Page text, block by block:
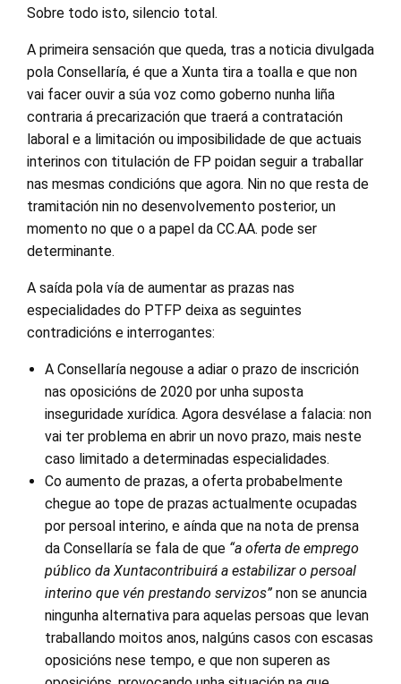
Sobre todo isto, silencio total.
A primeira sensación que queda, tras a noticia divulgada
pola Consellaría, é que a Xunta tira a toalla e que non
vai facer ouvir a súa voz como goberno nunha liña
contraria á precarización que traerá a contratación
laboral e a limitación ou imposibilidade de que actuais
interinos con titulación de FP poidan seguir a traballar
nas mesmas condicións que agora. Nin no que resta de
tramitación nin no desenvolvemento posterior, un
momento no que o a papel da CC.AA. pode ser
determinante.
A saída pola vía de aumentar as prazas nas
especialidades do PTFP deixa as seguintes
contradicións e interrogantes:
A Consellaría negouse a adiar o prazo de inscrición
nas oposicións de 2020 por unha suposta
inseguridade xurídica. Agora desvélase a falacia: non
vai ter problema en abrir un novo prazo, mais neste
caso limitado a determinadas especialidades.
Co aumento de prazas, a oferta probabelmente
chegue ao tope de prazas actualmente ocupadas
por persoal interino, e aínda que na nota de prensa
da Consellaría se fala de que “a oferta de emprego
público da Xuntacontribuirá a estabilizar o persoal
interino que vén prestando servizos” non se anuncia
ningunha alternativa para aquelas persoas que levan
traballando moitos anos, nalgúns casos con escasas
oposicións nese tempo, e que non superen as